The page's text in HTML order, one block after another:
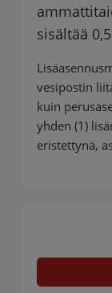
sisältää
vesipostin
kuin
yhden (1)
eristettynä,